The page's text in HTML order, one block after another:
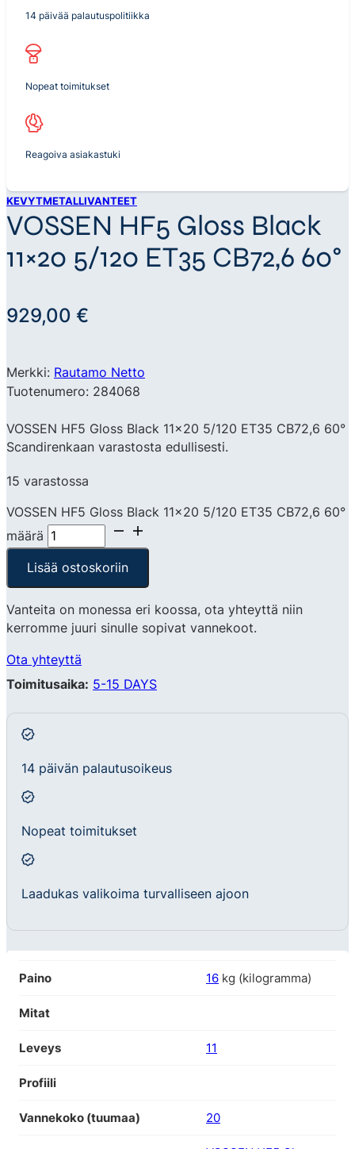
14 päivää palautuspolitiikka
Nopeat toimitukset
Reagoiva asiakastuki
KEVYTMETALLIVANTEET
VOSSEN HF5 Gloss Black
11×20 5/120 ET35 CB72,6 60°
929,00 €
Merkki: Rautamo Netto
Tuotenumero: 284068
VOSSEN HF5 Gloss Black 11×20 5/120 ET35 CB72,6 60°
Scandirenkaan varastosta edullisesti.
15 varastossa
VOSSEN HF5 Gloss Black 11x20 5/120 ET35 CB72,6 60°
määrä
Lisää ostoskoriin
Vanteita on monessa eri koossa, ota yhteyttä niin
kerromme juuri sinulle sopivat vannekoot.
Ota yhteyttä
Toimitusaika: 5-15 DAYS
14 päivän palautusoikeus
Nopeat toimitukset
Laadukas valikoima turvalliseen ajoon
Paino 16 kg (kilogramma)
Mitat
Leveys 11
Profiili
Vannekoko (tuumaa) 20